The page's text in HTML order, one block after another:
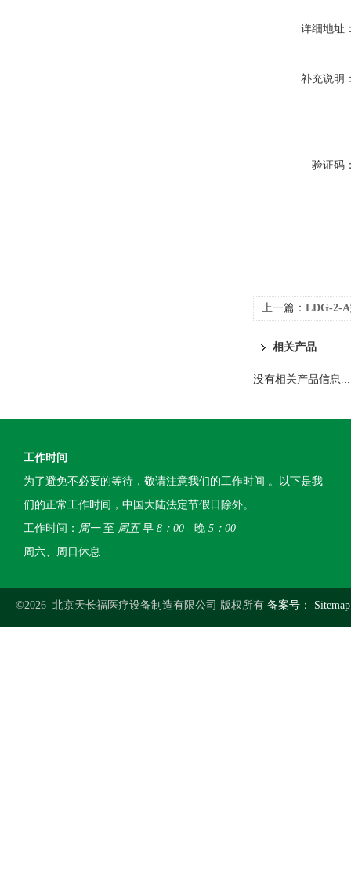
详细地址
补充说明
验证码
上一篇： LDG-2-
相关产品
没有相关产品信息...
工作时间
为了避免不必要的等待，敬请注意我们的工作时间 。以下是我
们的正常工作时间，中国大陆法定节假日除外。
工作时间： 周一至 周五早 8：00 - 晚 5：00
周六、周日休息
©2026 北京天长福医疗设备制造有限公司 版权所有 备案号：